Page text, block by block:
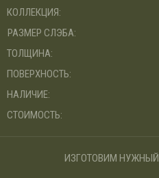
КОЛЛЕКЦИЯ:
РАЗМЕР СЛЭБА:
ТОЛЩИНА:
ПОВЕРХНОСТЬ:
НАЛИЧИЕ:
СТОИМОСТЬ:
ИЗГОТОВИМ НУЖНЫЙ